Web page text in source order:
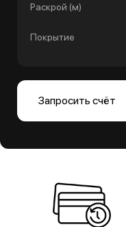
Раскрой (м)
Покрытие
Запросить счёт